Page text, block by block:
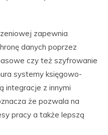
zapewnia
danych poprzez
czy też szyfrowanie
systemy księgowo-
integracje z innymi
że pozwala na
pracy a także lepszą